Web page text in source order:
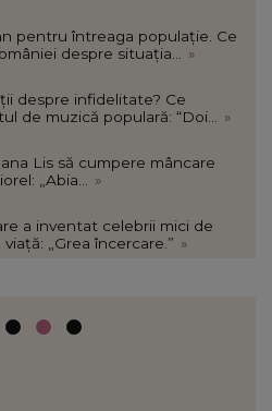
pentru întreaga populație. Ce
despre situația...
»
despre infidelitate? Ce
de muzică populară: “Doi...
»
Lis să cumpere mâncare
„Abia...
»
a inventat celebrii mici de
„Grea încercare.” »